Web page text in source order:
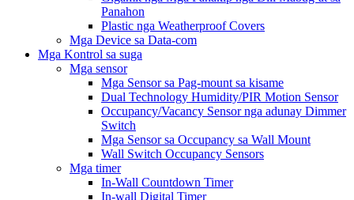
Panahon
Plastic nga Weatherproof Covers
Mga Device sa Data-com
Mga Kontrol sa suga
Mga sensor
Mga Sensor sa Pag-mount sa kisame
Dual Technology Humidity/PIR Motion Sensor
Occupancy/Vacancy Sensor nga adunay Dimmer
Switch
Mga Sensor sa Occupancy sa Wall Mount
Wall Switch Occupancy Sensors
Mga timer
In-Wall Countdown Timer
In-wall Digital Timer